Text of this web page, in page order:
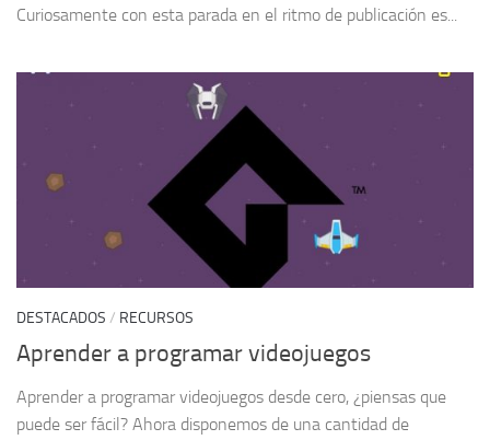
Curiosamente con esta parada en el ritmo de publicación es...
DESTACADOS / RECURSOS
Aprender a programar videojuegos
Aprender a programar videojuegos desde cero, ¿piensas que
puede ser fácil? Ahora disponemos de una cantidad de